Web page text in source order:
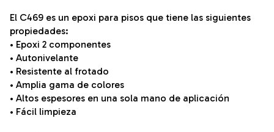
El C469 es un epoxi para pisos que tiene las siguientes
propiedades:
• Epoxi 2 componentes
• Autonivelante
• Resistente al frotado
• Amplia gama de colores
• Altos espesores en una sola mano de aplicación
• Fácil limpieza